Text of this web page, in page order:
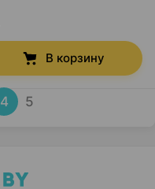
В корзину
4 5